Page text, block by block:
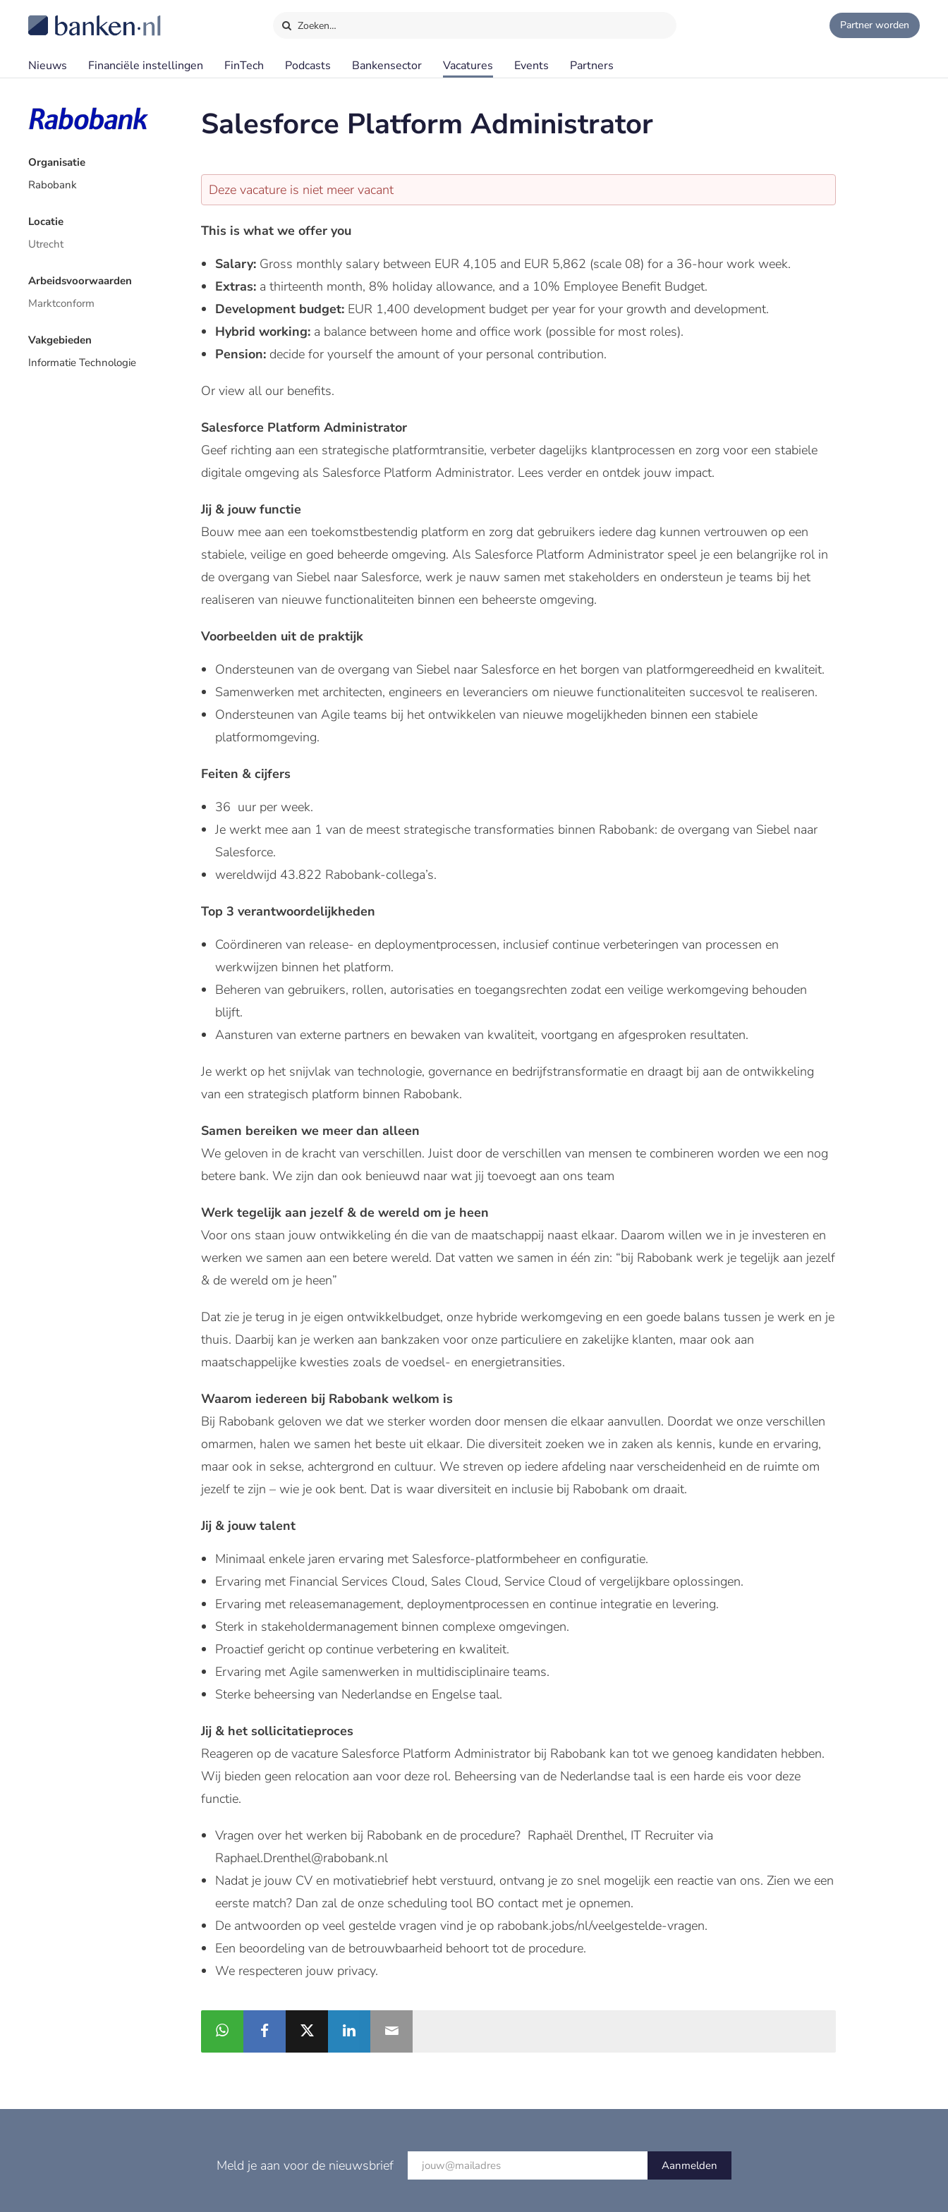
Zoeken… Partner worden
Nieuws Financiële instellingen FinTech Podcasts Bankensector Vacatures Events Partners
Salesforce Platform Administrator
Organisatie
Rabobank
Locatie
Utrecht
Arbeidsvoorwaarden
Marktconform
Vakgebieden
Informatie Technologie
Deze vacature is niet meer vacant
This is what we offer you
Salary: Gross monthly salary between EUR 4,105 and EUR 5,862 (scale 08) for a 36-hour work week.
Extras: a thirteenth month, 8% holiday allowance, and a 10% Employee Benefit Budget.
Development budget: EUR 1,400 development budget per year for your growth and development.
Hybrid working: a balance between home and office work (possible for most roles).
Pension: decide for yourself the amount of your personal contribution.
Or view all our benefits.
Salesforce Platform Administrator
Geef richting aan een strategische platformtransitie, verbeter dagelijks klantprocessen en zorg voor een stabiele
digitale omgeving als Salesforce Platform Administrator. Lees verder en ontdek jouw impact.
Jij & jouw functie
Bouw mee aan een toekomstbestendig platform en zorg dat gebruikers iedere dag kunnen vertrouwen op een
stabiele, veilige en goed beheerde omgeving. Als Salesforce Platform Administrator speel je een belangrijke rol in
de overgang van Siebel naar Salesforce, werk je nauw samen met stakeholders en ondersteun je teams bij het
realiseren van nieuwe functionaliteiten binnen een beheerste omgeving.
Voorbeelden uit de praktijk
Ondersteunen van de overgang van Siebel naar Salesforce en het borgen van platformgereedheid en kwaliteit.
Samenwerken met architecten, engineers en leveranciers om nieuwe functionaliteiten succesvol te realiseren.
Ondersteunen van Agile teams bij het ontwikkelen van nieuwe mogelijkheden binnen een stabiele
platformomgeving.
Feiten & cijfers
36 uur per week.
Je werkt mee aan 1 van de meest strategische transformaties binnen Rabobank: de overgang van Siebel naar
Salesforce.
wereldwijd 43.822 Rabobank-collega’s.
Top 3 verantwoordelijkheden
Coördineren van release- en deploymentprocessen, inclusief continue verbeteringen van processen en
werkwijzen binnen het platform.
Beheren van gebruikers, rollen, autorisaties en toegangsrechten zodat een veilige werkomgeving behouden
blijft.
Aansturen van externe partners en bewaken van kwaliteit, voortgang en afgesproken resultaten.
Je werkt op het snijvlak van technologie, governance en bedrijfstransformatie en draagt bij aan de ontwikkeling
van een strategisch platform binnen Rabobank.
Samen bereiken we meer dan alleen
We geloven in de kracht van verschillen. Juist door de verschillen van mensen te combineren worden we een nog
betere bank. We zijn dan ook benieuwd naar wat jij toevoegt aan ons team
Werk tegelijk aan jezelf & de wereld om je heen
Voor ons staan jouw ontwikkeling én die van de maatschappij naast elkaar. Daarom willen we in je investeren en
werken we samen aan een betere wereld. Dat vatten we samen in één zin: “bij Rabobank werk je tegelijk aan jezelf
& de wereld om je heen”
Dat zie je terug in je eigen ontwikkelbudget, onze hybride werkomgeving en een goede balans tussen je werk en je
thuis. Daarbij kan je werken aan bankzaken voor onze particuliere en zakelijke klanten, maar ook aan
maatschappelijke kwesties zoals de voedsel- en energietransities.
Waarom iedereen bij Rabobank welkom is
Bij Rabobank geloven we dat we sterker worden door mensen die elkaar aanvullen. Doordat we onze verschillen
omarmen, halen we samen het beste uit elkaar. Die diversiteit zoeken we in zaken als kennis, kunde en ervaring,
maar ook in sekse, achtergrond en cultuur. We streven op iedere afdeling naar verscheidenheid en de ruimte om
jezelf te zijn – wie je ook bent. Dat is waar diversiteit en inclusie bij Rabobank om draait.
Jij & jouw talent
Minimaal enkele jaren ervaring met Salesforce-platformbeheer en configuratie.
Ervaring met Financial Services Cloud, Sales Cloud, Service Cloud of vergelijkbare oplossingen.
Ervaring met releasemanagement, deploymentprocessen en continue integratie en levering.
Sterk in stakeholdermanagement binnen complexe omgevingen.
Proactief gericht op continue verbetering en kwaliteit.
Ervaring met Agile samenwerken in multidisciplinaire teams.
Sterke beheersing van Nederlandse en Engelse taal.
Jij & het sollicitatieproces
Reageren op de vacature Salesforce Platform Administrator bij Rabobank kan tot we genoeg kandidaten hebben.
Wij bieden geen relocation aan voor deze rol. Beheersing van de Nederlandse taal is een harde eis voor deze
functie.
Vragen over het werken bij Rabobank en de procedure? Raphaël Drenthel, IT Recruiter via
Raphael.Drenthel@rabobank.nl
Nadat je jouw CV en motivatiebrief hebt verstuurd, ontvang je zo snel mogelijk een reactie van ons. Zien we een
eerste match? Dan zal de onze scheduling tool BO contact met je opnemen.
De antwoorden op veel gestelde vragen vind je op rabobank.jobs/nl/veelgestelde-vragen.
Een beoordeling van de betrouwbaarheid behoort tot de procedure.
We respecteren jouw privacy.
Meld je aan voor de nieuwsbrief Aanmelden